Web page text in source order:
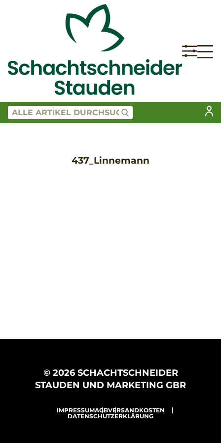
437_Linnemann
© 2026 SCHACHTSCHNEIDER
STAUDEN UND MARKETING GBR
IMPRESSUMAGBVERSANDKOSTEN
DATENSCHUTZERKLÄRUNG